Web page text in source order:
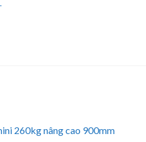
260kg nâng cao 900mm